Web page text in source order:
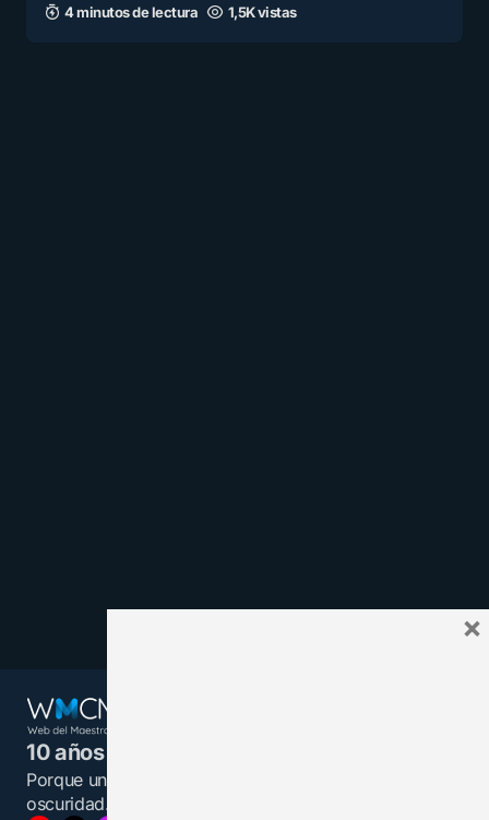
4 minutos de lectura 1,5K vistas
10 años juntos y más unidos.
Porque un maestro informado es una luz en la
oscuridad.
×